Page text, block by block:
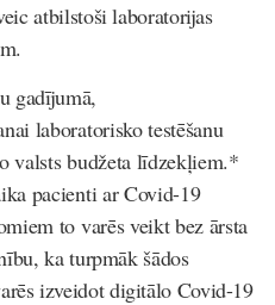
atbilstoši laboratorijas
gadījumā,
laboratorisko testēšanu
valsts budžeta līdzekļiem.*
pacienti ar Covid-19
to varēs veikt bez ārsta
ka turpmāk šādos
izveidot digitālo Covid-19